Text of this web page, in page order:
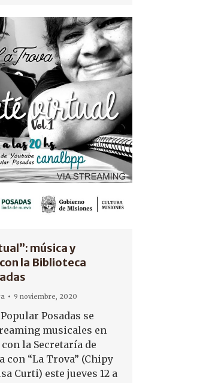
música y
la Biblioteca
9 noviembre, 2020
Posadas se
musicales en
la Secretaría de
con “La Trova” (Chipy
Curti) este jueves 12 a